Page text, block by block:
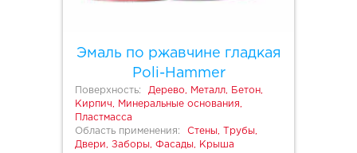
Эмаль по ржавчине гладкая
Poli-Hammer
Поверхность:
Дерево, Металл, Бетон,
Кирпич, Минеральные основания,
Пластмасса
Область применения:
Стены, Трубы,
Двери, Заборы, Фасады, Крыша